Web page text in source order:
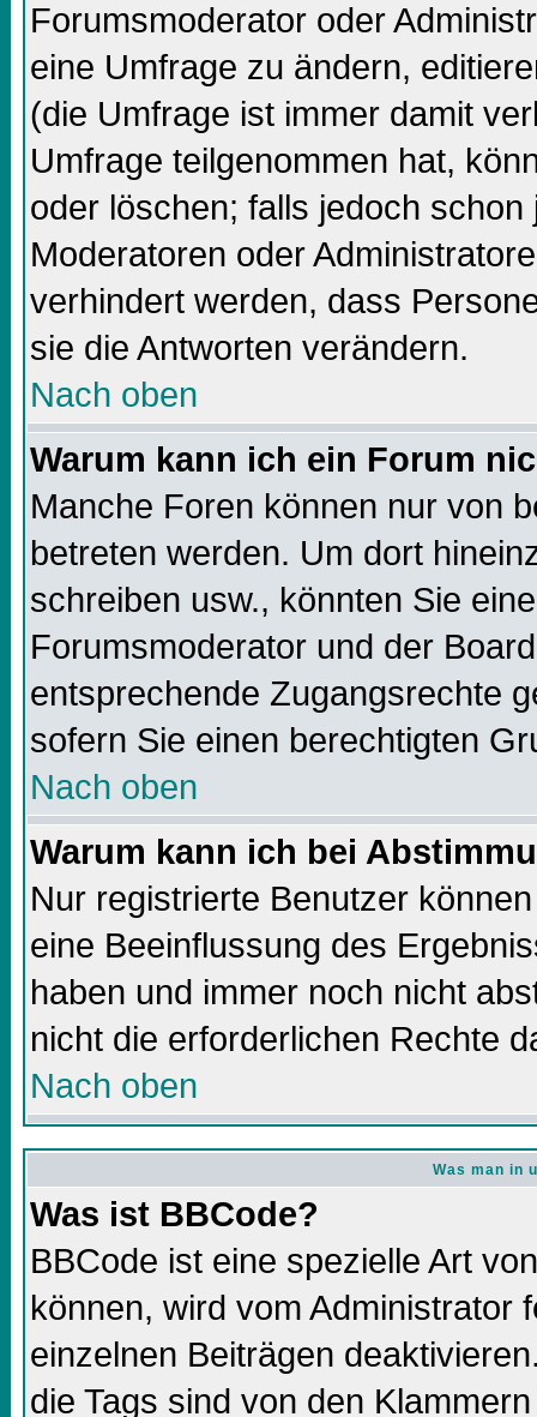
Forumsmoderator oder
eine Umfrage zu ändern,
(die Umfrage ist immer damit
Umfrage teilgenommen hat,
oder löschen; falls jedoch
Moderatoren oder
verhindert werden, dass
sie die Antworten verändern.
Nach oben
Warum kann ich ein Forum
Manche Foren können nur von
betreten werden. Um dort
schreiben usw., könnten Sie
Forumsmoderator und der
entsprechende Zugangsrechte
sofern Sie einen berechtigten
Nach oben
Warum kann ich bei
Nur registrierte Benutzer
eine Beeinflussung des
haben und immer noch nicht
nicht die erforderlichen Rechte
Nach oben
Was man in
Was ist BBCode?
BBCode ist eine spezielle Art
können, wird vom Administrator
einzelnen Beiträgen
die Tags sind von den